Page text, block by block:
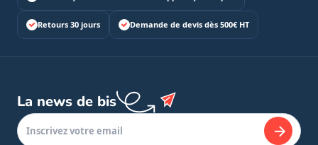
Retours 30 jours Demande de devis dès 500€ HT
La news de bis